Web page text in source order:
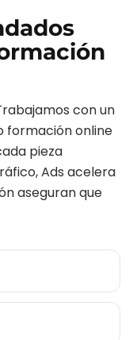
con un
formación online
pieza
Ads acelera
aseguran que